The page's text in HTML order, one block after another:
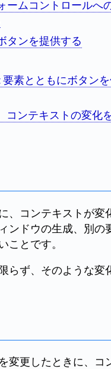
ームコントロールへ
タンを提供する
素とともにボタン
コンテキストの変化
、コンテキストが変
ンドウの生成、別の
ことです。
らず、そのような変
変更したときに、コ